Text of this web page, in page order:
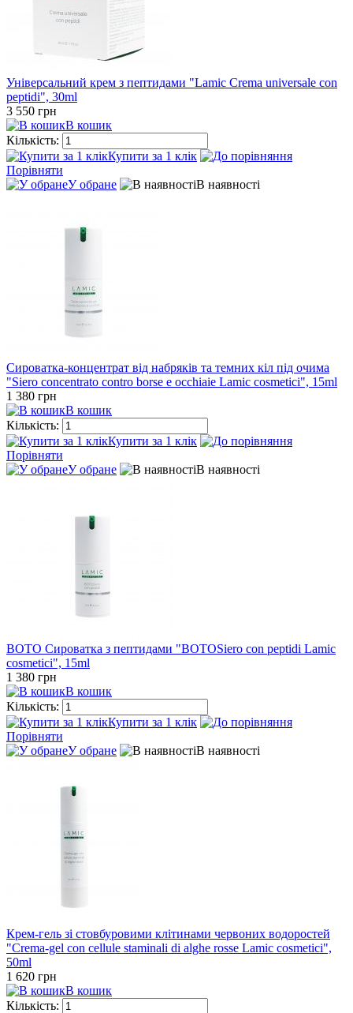
Універсальний крем з пептидами "Lamic Crema universale con
peptidi", 30ml
3 550 грн
В кошик
Кількість:
Купити за 1 клiк
Порівняти
У обране
В наявності
Сироватка-концентрат від набряків та темних кіл під очима
"Siero concentrato contro borse e occhiaie Lamic cosmetici", 15ml
1 380 грн
В кошик
Кількість:
Купити за 1 клiк
Порівняти
У обране
В наявності
BOTO Сироватка з пептидами "BOTOSiero con peptidi Lamic
cosmetici", 15ml
1 380 грн
В кошик
Кількість:
Купити за 1 клiк
Порівняти
У обране
В наявності
Крем-гель зі стовбуровими клітинами червоних водоростей
"Crema-gel con cellule staminali di alghe rosse Lamic cosmetici",
50ml
1 620 грн
В кошик
Кількість: